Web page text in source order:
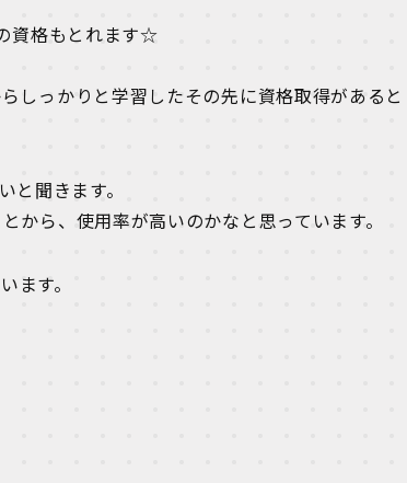
資格もとれます☆
しっかりと学習したその先に資格取得があると
聞きます。
ら、使用率が高いのかなと思っています。
ます。